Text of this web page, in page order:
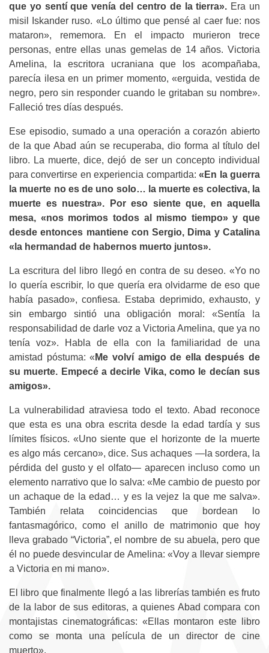
que yo sentí que venía del centro de la tierra». Era un
misil Iskander ruso. «Lo último que pensé al caer fue: nos
mataron», rememora. En el impacto murieron trece
personas, entre ellas unas gemelas de 14 años. Victoria
Amelina, la escritora ucraniana que los acompañaba,
parecía ilesa en un primer momento, «erguida, vestida de
negro, pero sin responder cuando le gritaban su nombre».
Falleció tres días después.
Ese episodio, sumado a una operación a corazón abierto
de la que Abad aún se recuperaba, dio forma al título del
libro. La muerte, dice, dejó de ser un concepto individual
para convertirse en experiencia compartida:«En la guerra
la muerte no es de uno solo… la muerte es colectiva, la
muerte es nuestra». Por eso siente que, en aquella
mesa, «nos morimos todos al mismo tiempo» y que
desde entonces mantiene con Sergio, Dima y Catalina
«la hermandad de habernos muerto juntos».
La escritura del libro llegó en contra de su deseo. «Yo no
lo quería escribir, lo que quería era olvidarme de eso que
había pasado», confiesa. Estaba deprimido, exhausto, y
sin embargo sintió una obligación moral: «Sentía la
responsabilidad de darle voz a Victoria Amelina, que ya no
tenía voz». Habla de ella con la familiaridad de una
amistad póstuma: « Me volví amigo de ella después de
su muerte. Empecé a decirle Vika, como le decían sus
amigos».
La vulnerabilidad atraviesa todo el texto. Abad reconoce
que esta es una obra escrita desde la edad tardía y sus
límites físicos. «Uno siente que el horizonte de la muerte
es algo más cercano», dice. Sus achaques —la sordera, la
pérdida del gusto y el olfato— aparecen incluso como un
elemento narrativo que lo salva: «Me cambio de puesto por
un achaque de la edad… y es la vejez la que me salva».
También relata coincidencias que bordean lo
fantasmagórico, como el anillo de matrimonio que hoy
lleva grabado “Victoria”, el nombre de su abuela, pero que
él no puede desvincular de Amelina: «Voy a llevar siempre
a Victoria en mi mano».
El libro que finalmente llegó a las librerías también es fruto
de la labor de sus editoras, a quienes Abad compara con
montajistas cinematográficas: «Ellas montaron este libro
como se monta una película de un director de cine
muerto».